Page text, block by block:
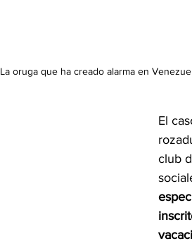
La oruga que ha creado alarma en
El
club